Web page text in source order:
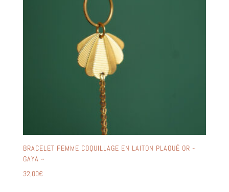
BRACELET FEMME COQUILLAGE EN LAITON PLAQUÉ OR ~
GAYA ~
32,00€